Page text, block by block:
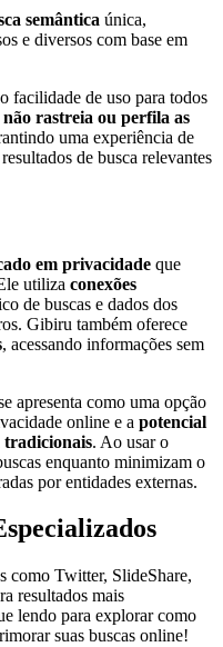
semântica única,
e diversos com base em
facilidade de uso para todos
não rastreia ou perfila as
uma experiência de
de busca relevantes
em privacidade que
utiliza conexões
de buscas e dados dos
Gibiru também oferece
, acessando informações sem
apresenta como uma opção
online e a potencial
tradicionais. Ao usar o
enquanto minimizam o
por entidades externas.
como Twitter, SlideShare,
resultados mais
lendo para explorar como
suas buscas online!